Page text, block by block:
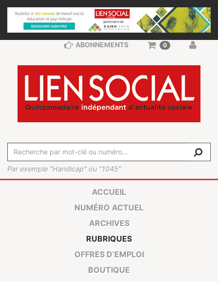
Par exemple "Handicap" ou "1045"
ABONNEMENTS 0
ACCUEIL
NUMÉRO ACTUEL
ARCHIVES
RUBRIQUES
OFFRES D’EMPLOI
BOUTIQUE